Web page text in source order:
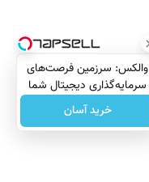
والکس: سرزمین فرصت‌های
سرمایه‌گذاری دیجیتال شما
خرید آسان